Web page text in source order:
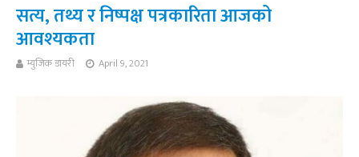
सत्य, तथ्य र निष्पक्ष पत्रकारिता आजको
आवश्यकता
म्युजिक डायरी April 9, 2021